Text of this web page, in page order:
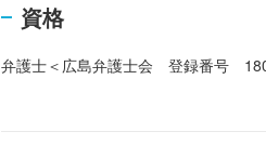
資格
弁護士＜広島弁護士会 登録番号